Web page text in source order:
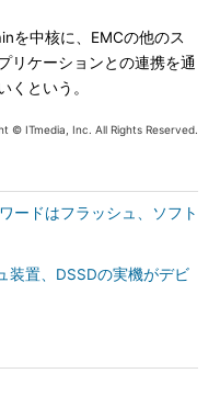
を中核に、EMCの他のス
リケーションとの連携を通
くという。
© ITmedia, Inc. All Rights Reserved.
ードはフラッシュ、ソフト
装置、DSSDの実機がデビ